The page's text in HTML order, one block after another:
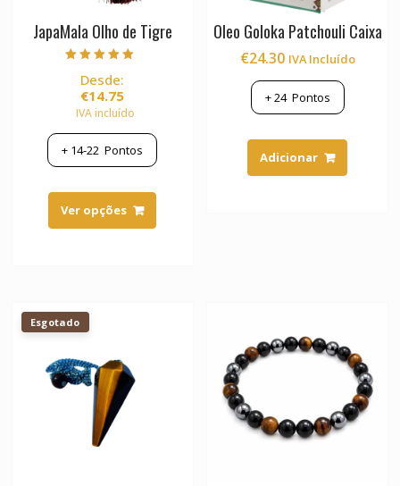
JapaMala Olho de Tigre
5.00
de 5
Desde:
€14.75
IVA incluído
+ 14-22 Pontos
Ver opções
has
Oleo Goloka Patchouli Caixa
€24.30 IVA Incluído
+24Pontos
Adicionar
Esgotado